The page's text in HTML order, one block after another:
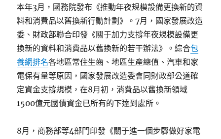
本年3月，國務院發布《推動年夜規模設備更換新的資
料和消費品以舊換新行動計劃》。7月，國家發展改造
委、財政部聯合印發《關于加力支撐年夜規模設備更
換新的資料和消費品以舊換新的若干辦法》。綜合包
養網排名各地區常住生齒、地區生產總值、汽車和家
電保有量等原因，國家發展改造委會同財政部公道確
定資金支撐規模，在8月初，消費品以舊換新領域
1500億元國債資金已所有的下達到處所。
8月，商務部等4部門印發《關于進一個步驟做好家電